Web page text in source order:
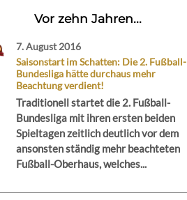
Vor zehn Jahren...
7. August 2016
Saisonstart im Schatten: Die 2. Fußball-
Bundesliga hätte durchaus mehr
Beachtung verdient!
Traditionell startet die 2. Fußball-
Bundesliga mit ihren ersten beiden
Spieltagen zeitlich deutlich vor dem
ansonsten ständig mehr beachteten
Fußball-Oberhaus, welches...